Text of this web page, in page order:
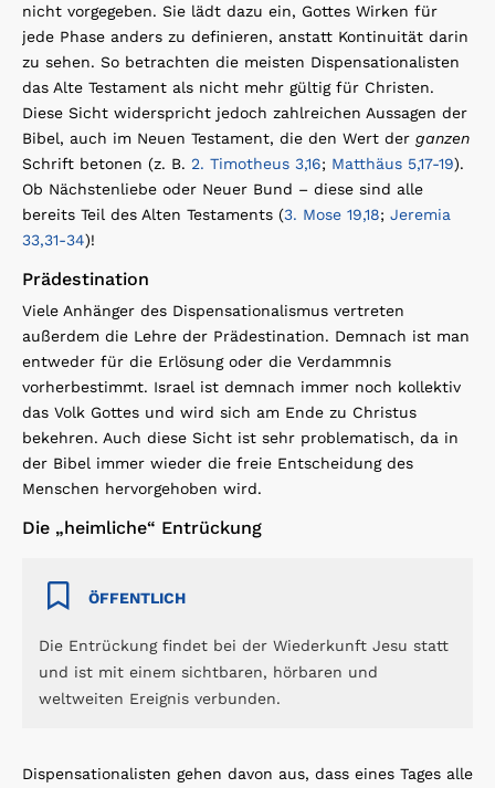
nicht vorgegeben. Sie lädt dazu ein, Gottes Wirken für
jede Phase anders zu definieren, anstatt Kontinuität darin
zu sehen. So betrachten die meisten Dispensationalisten
das Alte Testament als nicht mehr gültig für Christen.
Diese Sicht widerspricht jedoch zahlreichen Aussagen der
Bibel, auch im Neuen Testament, die den Wert der ganzen
Schrift betonen (z. B. 2. Timotheus 3,16; Matthäus 5,17-19).
Ob Nächstenliebe oder Neuer Bund – diese sind alle
bereits Teil des Alten Testaments (3. Mose 19,18; Jeremia
33,31-34)!
Prädestination
Viele Anhänger des Dispensationalismus vertreten
außerdem die Lehre der Prädestination. Demnach ist man
entweder für die Erlösung oder die Verdammnis
vorherbestimmt. Israel ist demnach immer noch kollektiv
das Volk Gottes und wird sich am Ende zu Christus
bekehren. Auch diese Sicht ist sehr problematisch, da in
der Bibel immer wieder die freie Entscheidung des
Menschen hervorgehoben wird.
Die „heimliche“ Entrückung
ÖFFENTLICH
Die Entrückung findet bei der Wiederkunft Jesu statt
und ist mit einem sichtbaren, hörbaren und
weltweiten Ereignis verbunden.
Dispensationalisten gehen davon aus, dass eines Tages alle